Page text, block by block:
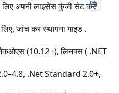
अपनी लाइसेंस कुंजी सेट करें
लिए, जांच करस्थापना गाइड .
(10.12+), लिनक्स ( .NET
.Net Standard 2.0+,